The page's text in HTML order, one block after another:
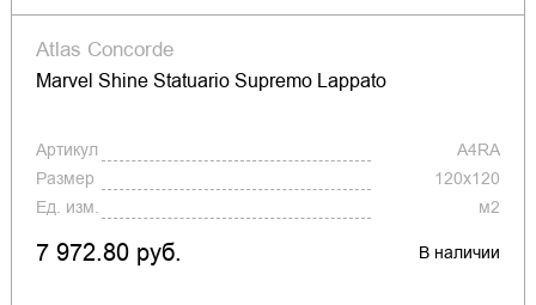
Atlas Concorde
Marvel Shine Statuario Supremo Lappato
Артикул
A4RA
Размер
120x120
Ед. изм.
м2
7 972.80 руб. В наличии